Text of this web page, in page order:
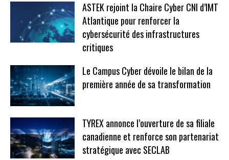
ASTEK rejoint la Chaire Cyber CNI d’IMT
Atlantique pour renforcer la
cybersécurité des infrastructures
critiques
Le Campus Cyber dévoile le bilan de la
première année de sa transformation
TYREX annonce l’ouverture de sa filiale
canadienne et renforce son partenariat
stratégique avec SECLAB